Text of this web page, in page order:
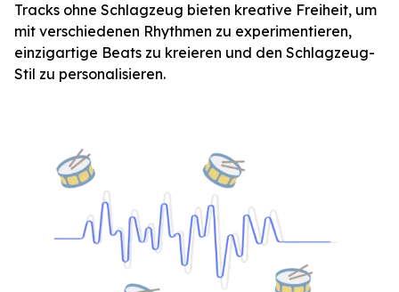
Tracks ohne Schlagzeug bieten kreative Freiheit, um
mit verschiedenen Rhythmen zu experimentieren,
einzigartige Beats zu kreieren und den Schlagzeug-
Stil zu personalisieren.